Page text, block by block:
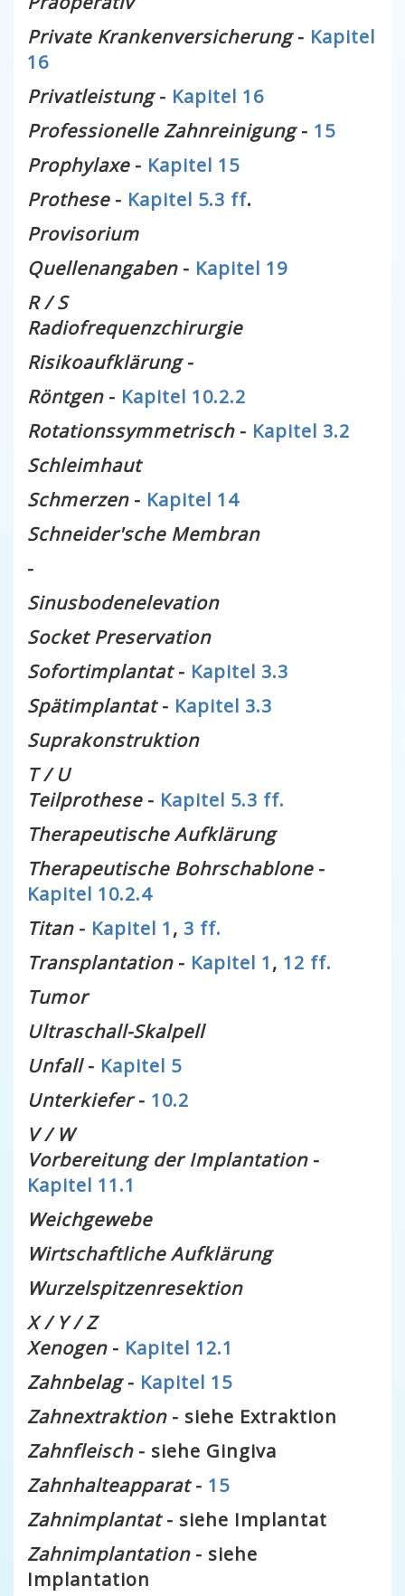
Private Krankenversicherung- Kapitel
16
Privatleistung- Kapitel 16
Professionelle Zahnreinigung- 15
Prophylaxe- Kapitel 15
Prothese- Kapitel 5.3 ff.
Provisorium
Quellenangaben- Kapitel 19
R / S
Radiofrequenzchirurgie
Risikoaufklärung-
Röntgen- Kapitel 10.2.2
Rotationssymmetrisch - Kapitel 3.2
Schleimhaut
Schmerzen- Kapitel 14
Schneider'sche Membran
-
Sinusbodenelevation
Socket Preservation
Sofortimplantat- Kapitel 3.3
Spätimplantat- Kapitel 3.3
Suprakonstruktion
T / U
Teilprothese- Kapitel 5.3 ff.
Therapeutische Aufklärung
Therapeutische Bohrschablone-
Kapitel 10.2.4
Titan- Kapitel 1, 3 ff.
Transplantation- Kapitel 1, 12 ff.
Tumor
Ultraschall-Skalpell
Unfall- Kapitel 5
Unterkiefer- 10.2
V / W
Vorbereitung der Implantation-
Kapitel 11.1
Weichgewebe
Wirtschaftliche Aufklärung
Wurzelspitzenresektion
X / Y / Z
Xenogen - Kapitel 12.1
Zahnbelag- Kapitel 15
Zahnextraktion- siehe Extraktion
Zahnfleisch- siehe Gingiva
Zahnhalteapparat- 15
Zahnimplantat- siehe Implantat
Zahnimplantation- siehe
Implantation